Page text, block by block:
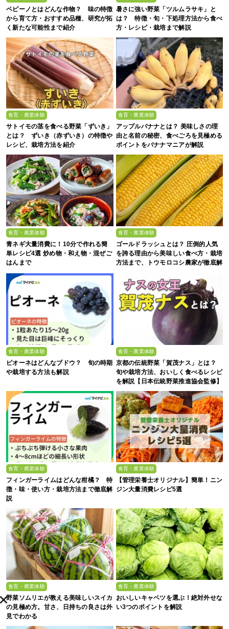
ペピーノとはどんな作物？ 味の特徴
から育て方・おすすめ品種、研究が拓
く新たな可能性まで紹介
暑さに強い野菜「ツルムラサキ」と
は？ 特徴・旬・下処理方法から食べ
方・レシピ・栽培まで解説
食育・農業体験
サトイモの茎を食べる野菜「ずいき」
とは？ ずいき（赤ずいき）の特徴や
レシピ、栽培方法を紹介
食育・農業体験
アップルバナナとは？ 美味しさの理
由と名前の秘密、食べごろを見極める
ポイントをバナナマニアが解説
食育・農業体験
青ネギ大量消費に！10分で作れる簡
単レシピ4選 炒め物・和え物・混ぜご
はんまで
食育・農業体験
ゴールドラッシュとは？ 圧倒的人気
を誇る理由から美味しい食べ方・栽培
方法まで、トウモロコシ農家が徹底解
食育・農業体験
ピオーネはどんなブドウ？ 旬の時期
や栽培する方法も解説
食育・農業体験
京都の伝統野菜「賀茂ナス」とは？
旬や栽培方法、おいしく食べるレシピ
を解説【日本伝統野菜推進協会監修】
食育・農業体験
フィンガーライムはどんな柑橘？ 特
徴・味・使い方・栽培方法まで徹底解
説
食育・農業体験
【管理栄養士オリジナル】簡単！ニン
ジン大量消費レシピ5選
食育・農業体験
野菜ソムリエが教える美味しいスイカ
の見極め方。甘さ、日持ちの良さは外
見でわかる
食育・農業体験
おいしいキャベツを選ぶ！絶対外せな
い3つのポイントを解説